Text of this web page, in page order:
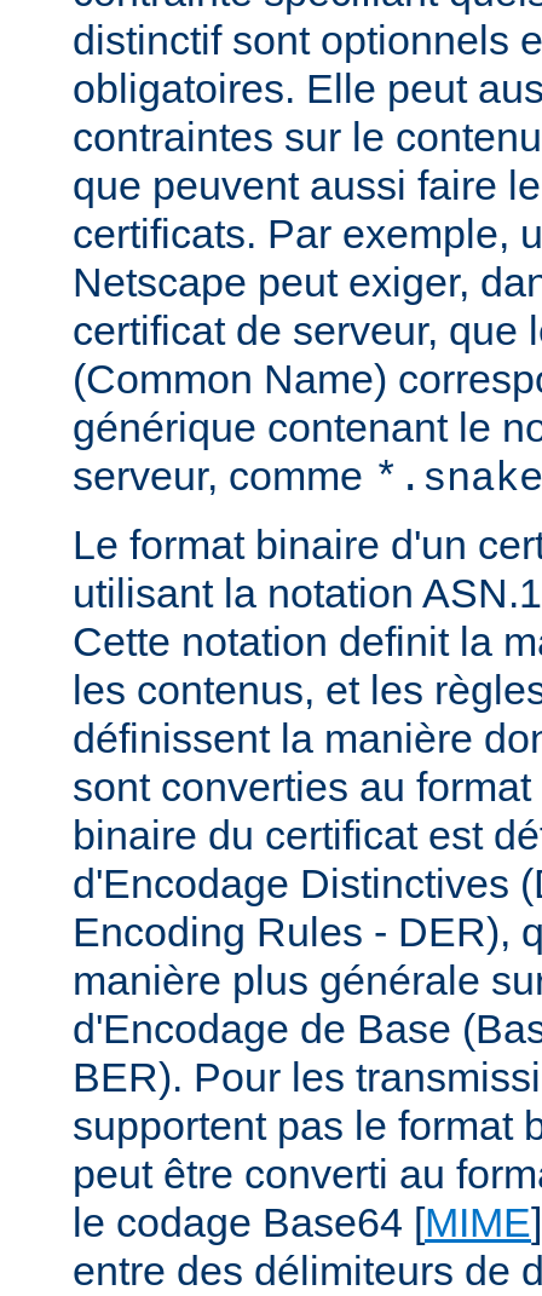
distinctif sont optionnels
obligatoires. Elle peut
contraintes sur le
que peuvent aussi faire
certificats. Par exemple,
Netscape peut exiger,
certificat de serveur, que
(Common Name)
générique contenant le
serveur, comme
Le format binaire d'un
utilisant la notation
Cette notation definit la
les contenus, et les
définissent la manière
sont converties au
binaire du certificat est
d'Encodage Distinctives
Encoding Rules - DER),
manière plus générale
d'Encodage de Base
BER). Pour les
supportent pas le format
peut être converti au
le codage Base64 [MIME
entre des délimiteurs de